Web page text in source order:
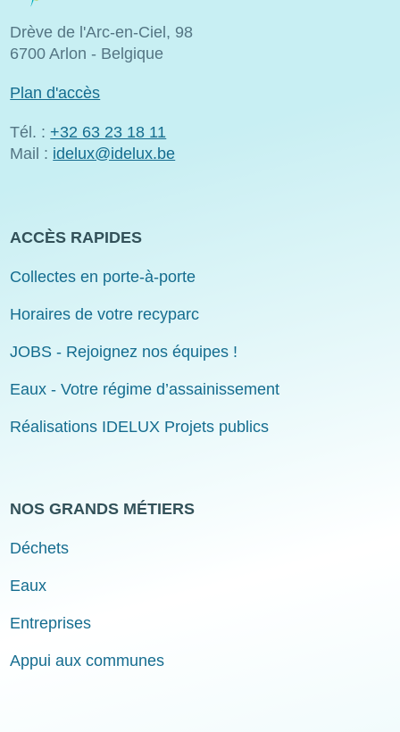
Drève de l'Arc-en-Ciel, 98
6700 Arlon - Belgique
Plan d'accès
Tél. : +32 63 23 18 11
Mail : idelux@idelux.be
ACCÈS RAPIDES
Collectes en porte-à-porte
Horaires de votre recyparc
JOBS - Rejoignez nos équipes !
Eaux - Votre régime d’assainissement
Réalisations IDELUX Projets publics
NOS GRANDS MÉTIERS
Déchets
Eaux
Entreprises
Appui aux communes